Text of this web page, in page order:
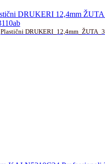
Plastični